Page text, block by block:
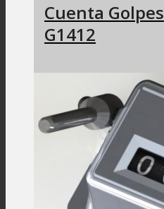
Cuenta Golpes
G1412